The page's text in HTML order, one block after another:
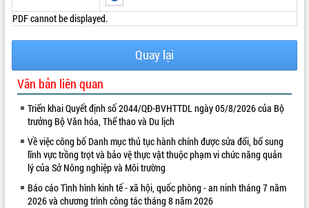
VIDEO
PDF cannot be displayed.
Quay lại
Văn bản liên quan
Triển khai Quyết định số 2044/QĐ-BVHTTDL ngày 05/8/2026 của Bộ
trưởng Bộ Văn hóa, Thể thao và Du lịch
Về việc công bố Danh mục thủ tục hành chính được sửa đổi, bổ sung
lĩnh vực trồng trọt và bảo vệ thực vật thuộc phạm vi chức năng quản
lý của Sở Nông nghiệp và Môi trường
Báo cáo Tình hình kinh tế - xã hội, quốc phòng - an ninh tháng 7 năm
2026 và chương trình công tác tháng 8 năm 2026